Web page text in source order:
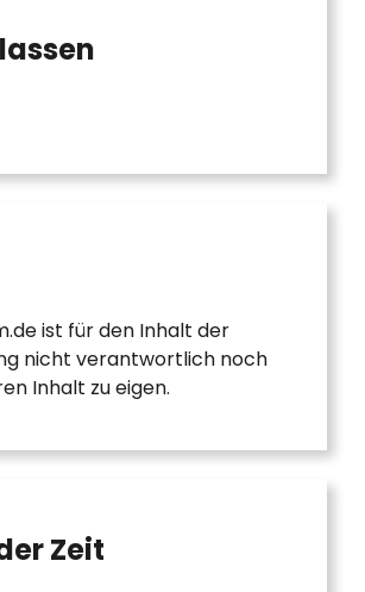
ist für den Inhalt der
nicht verantwortlich noch
Inhalt zu eigen.
Zeit